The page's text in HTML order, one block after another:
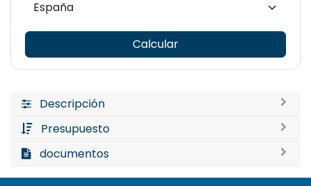
Calcular
Descripción
Presupuesto
documentos